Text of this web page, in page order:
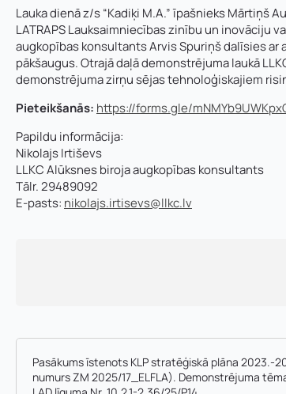
Lauka dienā z/s “Kadiķi M.A.” īpašnieks Mārtiņš
LATRAPS Lauksaimniecības zinību un inovāciju
augkopības konsultants Arvis Spuriņš dalīsies ar
pākšaugus. Otrajā daļā demonstrējuma laukā
demonstrējuma zirņu sējas tehnoloģiskajiem
Pieteikšanās: https://forms.gle/
Papildu informācija:
Nikolajs Irtiševs
LLKC Alūksnes biroja augkopības konsultants
Tālr. 29489092
E-pasts: nikolajs.irtisevs@llkc.lv
Pasākums īstenots KLP stratēģiskā plāna 2023.-
numurs ZM 2025/17_ELFLA). Demonstrējuma
a
d
r